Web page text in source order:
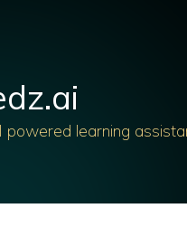
powered learning